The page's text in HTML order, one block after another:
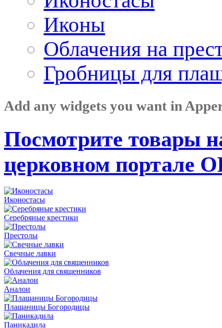
Иконы
Облачения на
Гробницы для
Add any widgets you want in
Посмотрите товары
церковном портале
Иконостасы
Серебряные крестики
Престолы
Свечные лавки
Облачения для священников
Аналои
Плащаницы Богородицы
Паникадила